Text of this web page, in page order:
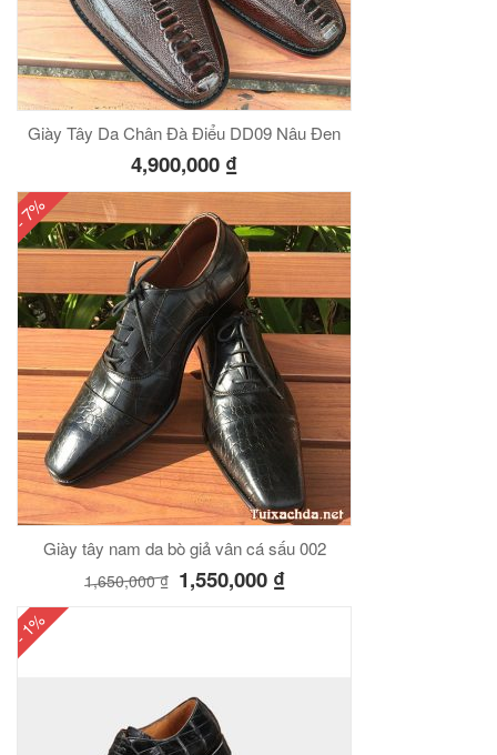
Giày Tây Da Chân Đà Điểu DD09 Nâu Đen
4,900,000 ₫
- 7%
Giày tây nam da bò giả vân cá sấu 002
1,650,000₫ 1,550,000 ₫
- 1%